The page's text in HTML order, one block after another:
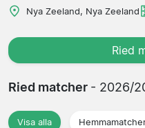
Nya Zeeland, Nya Zeeland
Ried
Ried matcher - 2026/
Visa alla